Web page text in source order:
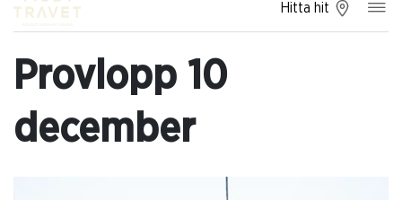
Hitta hit
Provlopp 10
december